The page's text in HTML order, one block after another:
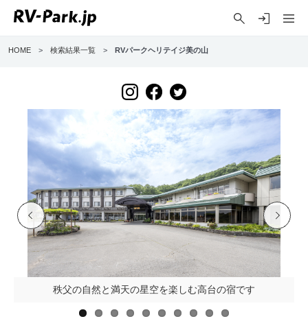
HOME > 検索結果一覧 > RVパークヘリテイジ美の山
秩父の自然と満天の星空を楽しむ高台の宿です
Previo
Next